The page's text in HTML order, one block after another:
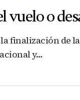
vuelo o
finalización de
y…